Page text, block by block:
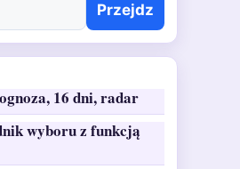
Przejdz
16 dni, radar
wyboru z funkcją